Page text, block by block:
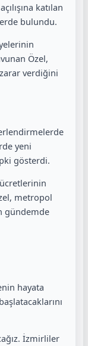
katılan
bulundu.
Özel,
verdiğini
yeni
gösterdi.
metropol
gündemde
hayata
İzmirliler